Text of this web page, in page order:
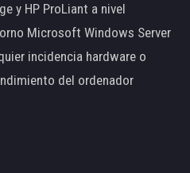
y HP ProLiant a nivel
Microsoft Windows Server
incidencia hardware o
del ordenador